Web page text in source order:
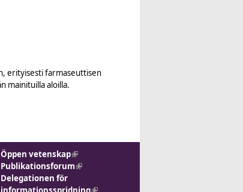
erityisesti farmaseuttisen
mainituilla aloilla.
Öppen vetenskap(link is external)
Publikationsforum(link is
Delegationen för